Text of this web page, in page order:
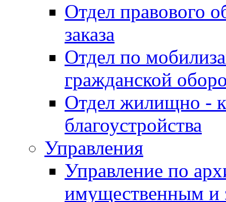
Отдел правового
заказа
Отдел по
гражданской
Отдел жилищно -
благоустройства
Управления
Управление по
имущественным и